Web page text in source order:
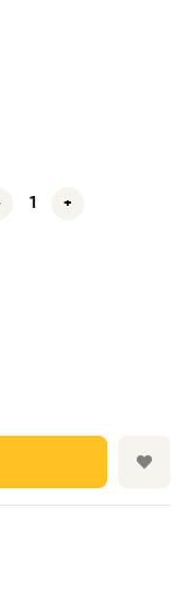
+